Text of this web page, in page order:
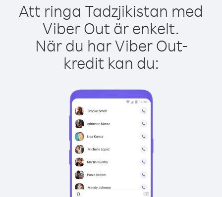
Att ringa Tadzjikistan med
Viber Out är enkelt.
När du har Viber Out-
kredit kan du: